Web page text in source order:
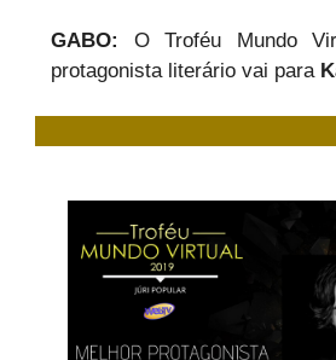
GABO: O Troféu Mundo
protagonista literário vai para